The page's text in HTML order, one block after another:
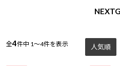
MousePro
全4件中 1～4件を表示 人気順